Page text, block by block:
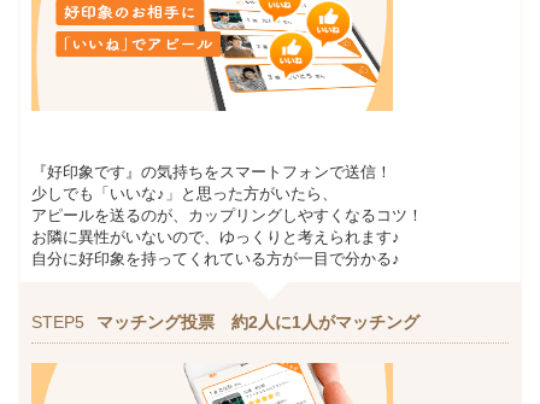
『好印象です』の気持ちをスマートフォンで送信！
少しでも「いいな♪」と思った方がいたら、
アピールを送るのが、カップリングしやすくなるコツ！
お隣に異性がいないので、ゆっくりと考えられます♪
自分に好印象を持ってくれている方が一目で分かる♪
STEP5 マッチング投票 約2人に1人がマッチング